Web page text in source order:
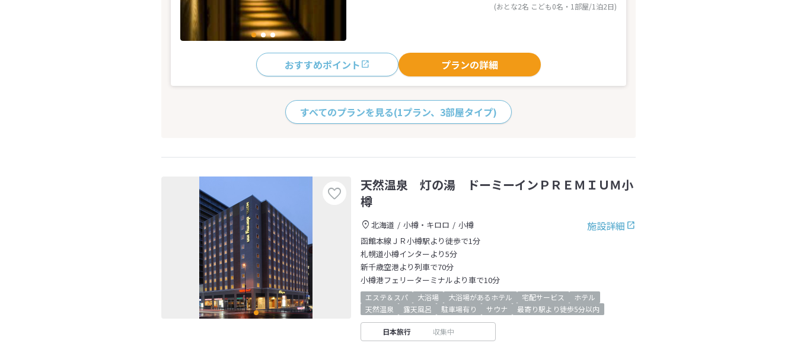
(おとな2名 こども0名・1部屋/1泊2日)
おすすめポイント プランの詳細
すべてのプランを見る(1プラン、3部屋タイプ)
天然温泉 灯の湯 ドーミーインＰＲＥＭＩＵＭ小
樽
施設詳細
北海道 小樽・キロロ
小樽
函館本線ＪＲ小樽駅より徒歩で1分
札幌道小樽インターより5分
新千歳空港より列車で70分
小樽港フェリーターミナルより車で10分
エステ＆スパ 大浴場 大浴場があるホテル 宅配サービス
ホテル
天然温泉
露天風呂 駐車場有り サウナ 最寄り駅より徒歩5分以内
日本旅行 収集中